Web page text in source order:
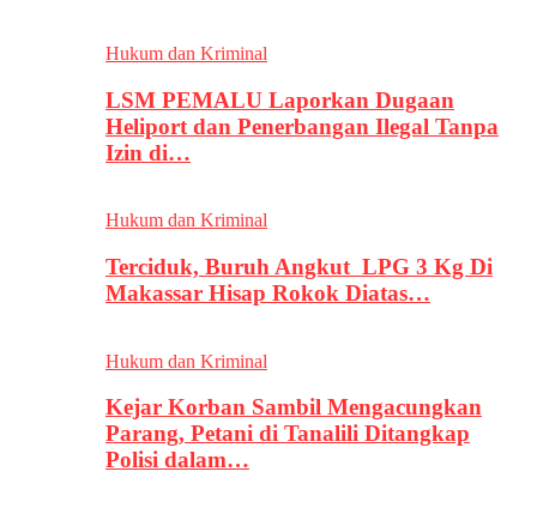
Hukum dan Kriminal
LSM PEMALU Laporkan Dugaan
Heliport dan Penerbangan Ilegal Tanpa
Izin di…
Hukum dan Kriminal
Terciduk, Buruh Angkut LPG 3 Kg Di
Makassar Hisap Rokok Diatas…
Hukum dan Kriminal
Kejar Korban Sambil Mengacungkan
Parang, Petani di Tanalili Ditangkap
Polisi dalam…